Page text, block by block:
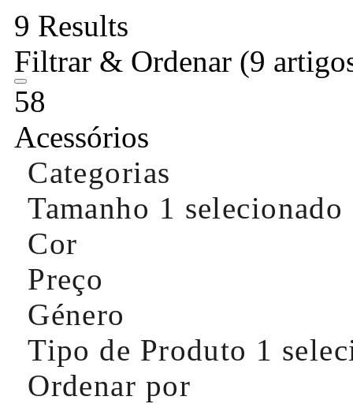
9 Results
Filtrar & Ordenar (9
58
Acessórios
Categorias
Tamanho 1 selecionado
Cor
Preço
Género
Tipo de Produto 1
Ordenar por